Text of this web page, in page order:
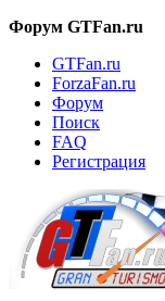
Форум GTFan.ru
GTFan.ru
ForzaFan.ru
Форум
Поиск
FAQ
Регистрация